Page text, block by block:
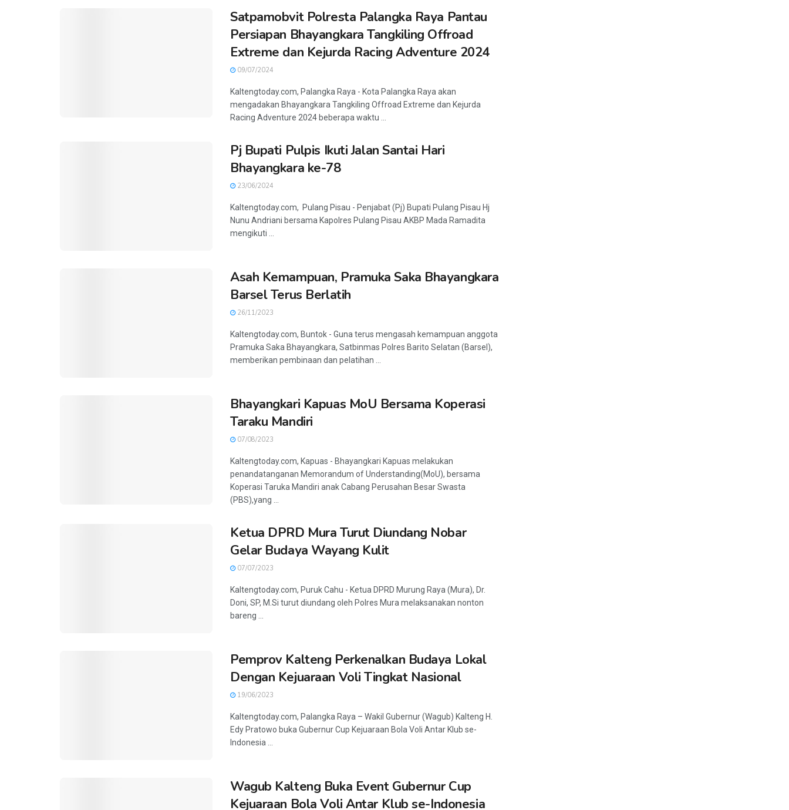
Satpamobvit Polresta Palangka Raya Pantau
Persiapan Bhayangkara Tangkiling Offroad
Extreme dan Kejurda Racing Adventure 2024
09/07/2024
Kaltengtoday.com, Palangka Raya - Kota Palangka Raya akan
mengadakan Bhayangkara Tangkiling Offroad Extreme dan Kejurda
Racing Adventure 2024 beberapa waktu ...
Pj Bupati Pulpis Ikuti Jalan Santai Hari
Bhayangkara ke-78
23/06/2024
Kaltengtoday.com, Pulang Pisau - Penjabat (Pj) Bupati Pulang Pisau Hj
Nunu Andriani bersama Kapolres Pulang Pisau AKBP Mada Ramadita
mengikuti ...
Asah Kemampuan, Pramuka Saka Bhayangkara
Barsel Terus Berlatih
26/11/2023
Kaltengtoday.com, Buntok - Guna terus mengasah kemampuan anggota
Pramuka Saka Bhayangkara, Satbinmas Polres Barito Selatan (Barsel),
memberikan pembinaan dan pelatihan ...
Bhayangkari Kapuas MoU Bersama Koperasi
Taraku Mandiri
07/08/2023
Kaltengtoday.com, Kapuas - Bhayangkari Kapuas melakukan
penandatanganan Memorandum of Understanding(MoU), bersama
Koperasi Taruka Mandiri anak Cabang Perusahan Besar Swasta
(PBS),yang ...
Ketua DPRD Mura Turut Diundang Nobar
Gelar Budaya Wayang Kulit
07/07/2023
Kaltengtoday.com, Puruk Cahu - Ketua DPRD Murung Raya (Mura), Dr.
Doni, SP, M.Si turut diundang oleh Polres Mura melaksanakan nonton
bareng ...
Pemprov Kalteng Perkenalkan Budaya Lokal
Dengan Kejuaraan Voli Tingkat Nasional
19/06/2023
Kaltengtoday.com, Palangka Raya – Wakil Gubernur (Wagub) Kalteng H.
Edy Pratowo buka Gubernur Cup Kejuaraan Bola Voli Antar Klub se-
Indonesia ...
Wagub Kalteng Buka Event Gubernur Cup
Kejuaraan Bola Voli Antar Klub se-Indonesia